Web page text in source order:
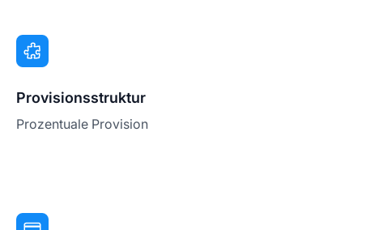
Provisionsstruktur
Prozentuale Provision